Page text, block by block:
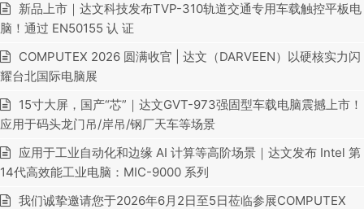
新品上市｜达文科技发布TVP-310轨道交通专用车载触控平板电
脑！通过 EN50155 认 证
COMPUTEX 2026 圆满收官 | 达文（DARVEEN）以硬核实力闪
耀台北国际电脑展
15寸大屏，国产“芯”｜达文GVT-973强固型车载电脑震撼上市！
应用于码头龙门吊/岸吊/钢厂天车等场景
应用于工业自动化和边缘 AI 计算等高阶场景｜达文发布 Intel 第
14代高效能工业电脑：MIC-9000 系列
我们诚挚邀请您于2026年6月2日至5日莅临参展COMPUTEX